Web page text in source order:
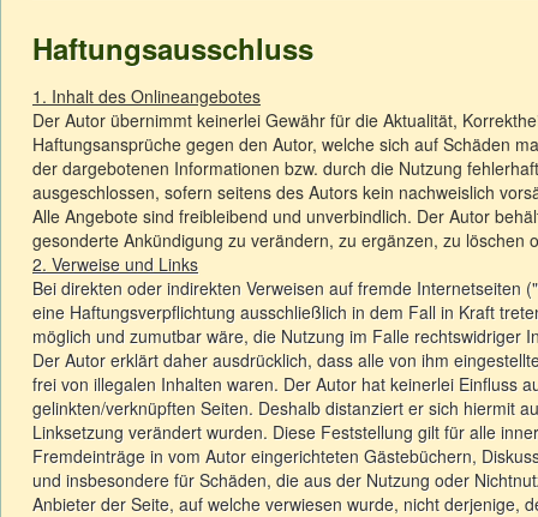
Haftungsausschluss
1. Inhalt des Onlineangebotes
Der Autor übernimmt keinerlei Gewähr für die Aktualität,
Haftungsansprüche gegen den Autor, welche sich auf Schäden
der dargebotenen Informationen bzw. durch die Nutzung
ausgeschlossen, sofern seitens des Autors kein nachweislich
Alle Angebote sind freibleibend und unverbindlich. Der Autor
gesonderte Ankündigung zu verändern, zu ergänzen, zu
2. Verweise und Links
Bei direkten oder indirekten Verweisen auf fremde
eine Haftungsverpflichtung ausschließlich in dem Fall in Kraft
möglich und zumutbar wäre, die Nutzung im Falle rechtswidriger
Der Autor erklärt daher ausdrücklich, dass alle von ihm
frei von illegalen Inhalten waren. Der Autor hat keinerlei Einfluss
gelinkten/verknüpften Seiten. Deshalb distanziert er sich hiermit
Linksetzung verändert wurden. Diese Feststellung gilt für alle
Fremdeinträge in vom Autor eingerichteten Gästebüchern,
und insbesondere für Schäden, die aus der Nutzung oder
Anbieter der Seite, auf welche verwiesen wurde, nicht derjenige,